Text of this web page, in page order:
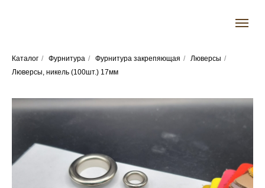
Каталог / Фурнитура / Фурнитура закрепяющая / Люверсы /
Люверсы, никель (100шт.) 17мм